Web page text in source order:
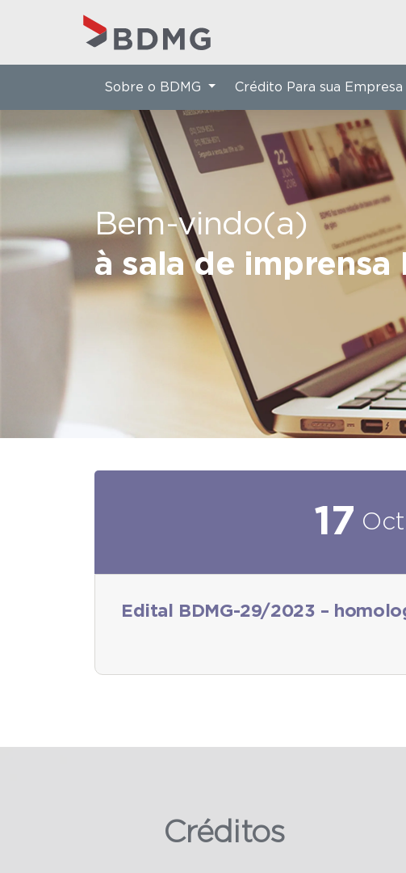
Bem-vindo(a)
à sala de imprensa
Sobre o BDMG Crédito Para sua Empresa
17 Oct
Edital BDMG-29/2023 –
Créditos